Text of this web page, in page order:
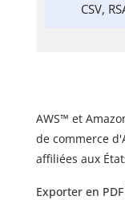
CSV,
AWS™ et
de commerce
affiliées aux
Exporter en PDF